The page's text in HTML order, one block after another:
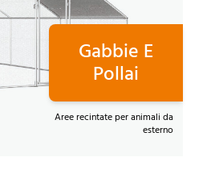
Gabbie E
Pollai
Aree recintate per animali da
esterno